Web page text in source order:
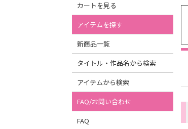
カートを見る
アイテムを探す
新商品一覧
タイトル・作品名から検索
アイテムから検索
FAQ/お問い合わせ
FAQ